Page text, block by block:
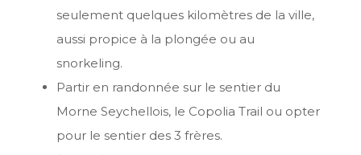
seulement quelques kilomètres de la ville,
aussi propice à la plongée ou au
snorkeling.
Partir en randonnée sur le sentier du
Morne Seychellois, le Copolia Trail ou opter
pour le sentier des 3 frères.